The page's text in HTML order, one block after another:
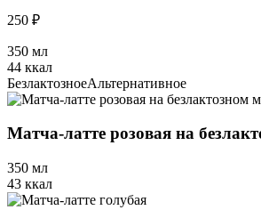
250 ₽
350 мл
44 ккал
БезлактозноеАльтернативное
Матча-латте розовая на
350 мл
43 ккал